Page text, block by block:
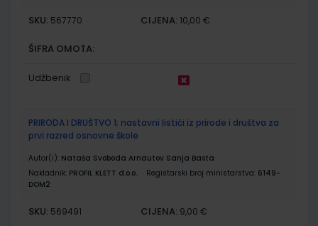
SKU: 567770 CIJENA: 10,00 €
ŠIFRA OMOTA:
Udžbenik
PRIRODA I DRUŠTVO 1; nastavni listići iz prirode i društva za
prvi razred osnovne škole
Autor(i): Nataša Svoboda Arnautov Sanja Basta
Nakladnik: PROFIL KLETT d.o.o. Registarski broj ministarstva: 6149-
DOM2
SKU: 569491 CIJENA: 9,00 €